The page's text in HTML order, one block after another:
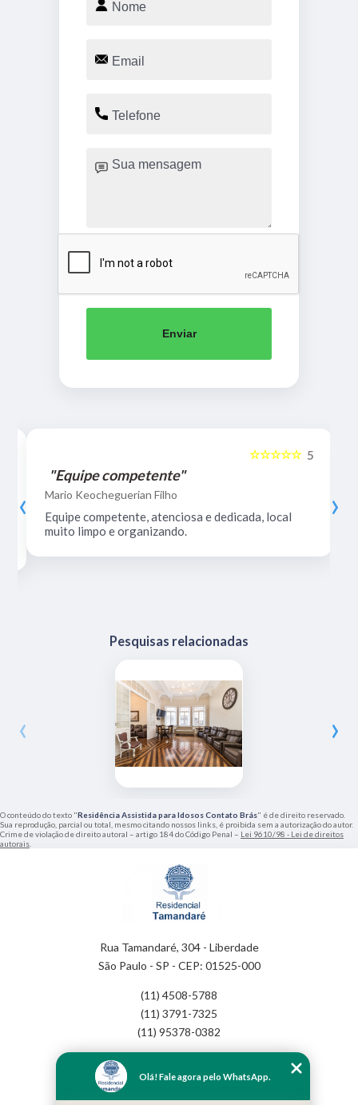
Enviar
5
☆☆☆☆☆
"Equipe competente"
Mario Keocheguerian Filho
Equipe competente, atenciosa e dedicada, local
muito limpo e organizando.
‹ ›
Pesquisas relacionadas
‹ ›
O conteúdo do texto "Residência Assistida para Idosos Contato Brás" é de direito reservado.
Sua reprodução, parcial ou total, mesmo citando nossos links, é proibida sem a autorização do autor.
Crime de violação de direito autoral – artigo 184 do Código Penal – Lei 9610/98 - Lei de direitos
autorais
Rua Tamandaré, 304 - Liberdade
São Paulo - SP - CEP: 01525-000
(11) 4508-5788
(11) 3791-7325
(11) 95378-0382
Empresa
Missão
Olá! Fale agora pelo WhatsApp.